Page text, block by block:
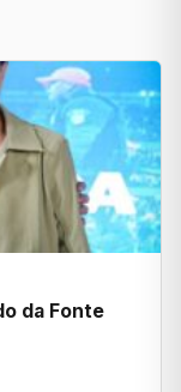
da Fonte